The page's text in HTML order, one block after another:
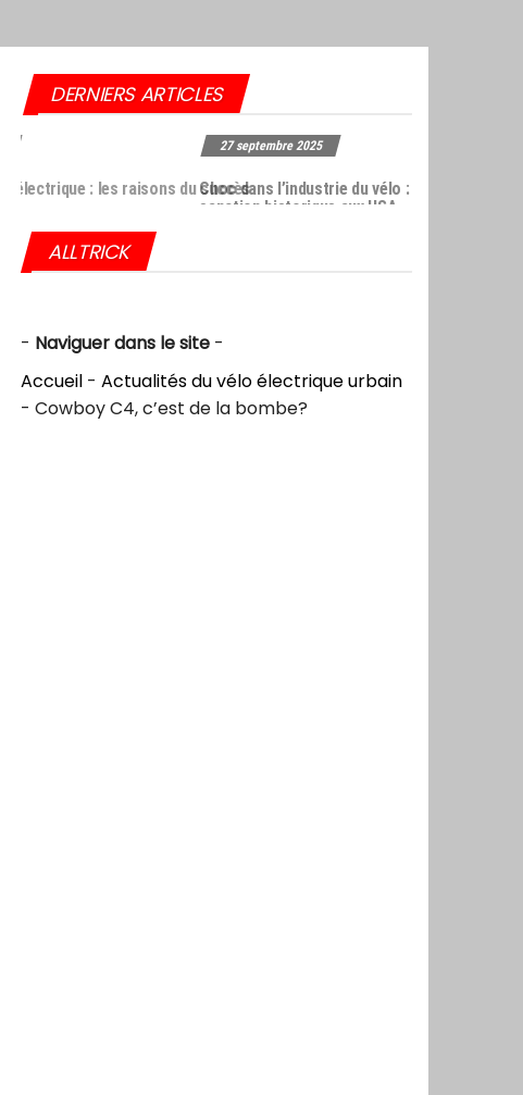
DERNIERS ARTICLES
Choc dans l’industrie du vélo : Giant frappé par une
sanction historique aux USA
ALLTRICK
- Naviguer dans le site -
Accueil - Actualités du vélo électrique urbain
- Cowboy C4, c’est de la bombe?